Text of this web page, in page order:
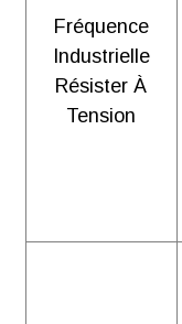
Fréquence
Industrielle
Résister À
Tension